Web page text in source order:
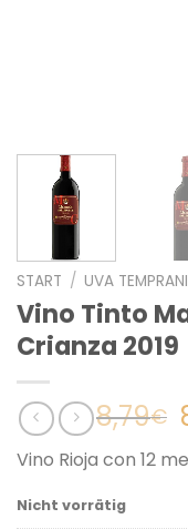
START / UVA
Vino Tinto
Crianza 2019
8,79€
Vino Rioja con 12
Nicht vorrätig